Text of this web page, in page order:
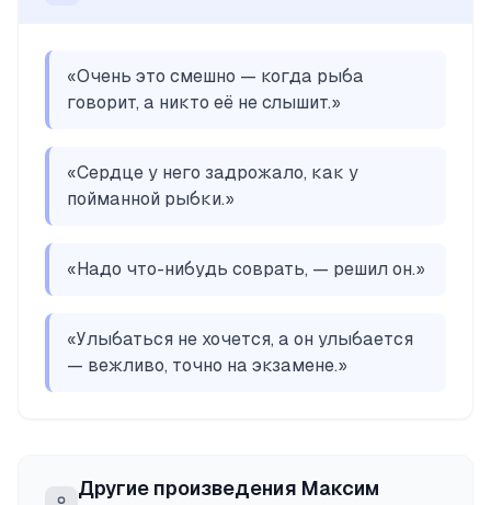
«Очень это смешно — когда рыба
говорит, а никто её не слышит.»
«Сердце у него задрожало, как у
пойманной рыбки.»
«Надо что-нибудь соврать, — решил он.»
«Улыбаться не хочется, а он улыбается
— вежливо, точно на экзамене.»
Другие произведения Максим